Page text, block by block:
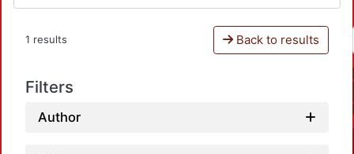
1 results Back to results
Filters
Author